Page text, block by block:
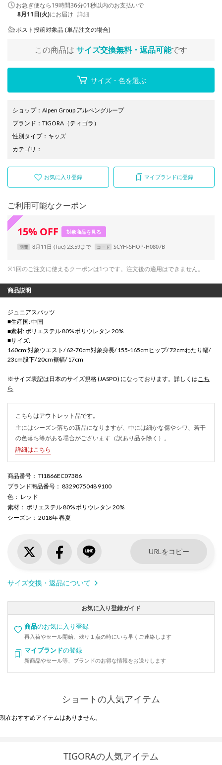
お急ぎ便なら19時間36分01秒以内のお支払いで
8月11日(火)にお届け 詳細
ポスト投函対象品 (単品注文の場合)
この商品は サイズ交換無料・返品可能です
サイズ・色を選ぶ
ショップ： Alpen Group アルペングループ
ブランド ： TIGORA （ティゴラ）
性別タイプ： キッズ
カテゴリ ：
お気に入り登録 マイブランドに登録
ご利用可能なクーポン
15% OFF 対象商品を見る
期間 8月11日 (Tue) 23:59まで コード SCYH-SHOP-H0807B
※1回のご注文に使えるクーポンは1つです。注文後の適用はできません。
商品説明
ジュニアスパッツ
■生産国: 中国
■素材: ポリエステル 80% ポリウレタン 20%
■サイズ:
160cm:対象ウエスト/ 62-70cm対象身長/ 155-165cmヒップ/ 72cmわたり幅/
23cm股下/ 20cm裾幅/ 17cm
※サイズ表記は日本のサイズ規格 (JASPO) になっております。詳しくは こち
ら
こちらはアウトレット品です。
主にはシーズン落ちの新品になりますが、中には細かな傷やシワ、若干
の色落ち等がある場合がございます（訳あり品を除く）。
詳細はこちら
商品番号 ： TI1866EC07386
ブランド商品番号 ： 8329075048 9100
色 ： レッド
素材 ： ポリエステル 80% ポリウレタン 20%
シーズン ： 2018年 春夏
URLをコピー
サイズ交換・返品について
お気に入り登録ガイド
商品のお気に入り登録
再入荷やセール開始、残り１点の時にいち早くご連絡します
マイブランドの登録
新商品やセール等、ブランドのお得な情報をお送りします
ショートの人気アイテム
現在おすすめアイテムはありません。
TIGORAの人気アイテム